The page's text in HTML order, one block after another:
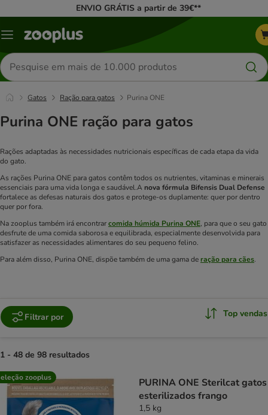
ENVIO GRÁTIS a partir de 39€**
Menu
Pesquisar
produtos
Gatos Ração para gatos Purina ONE
Purina ONE ração para gatos
Rações adaptadas às necessidades nutricionais específicas de cada etapa da vida
do gato.
As rações Purina ONE para gatos contêm todos os nutrientes, vitaminas e minerais
essenciais para uma vida longa e saudável.A nova fórmula Bifensis Dual Defense
fortalece as defesas naturais dos gatos e protege-os duplamente: quer por dentro
quer por fora.
Na zooplus também irá encontrarcomida húmida Purina ONE, para que o seu gato
desfrute de uma comida saborosa e equilibrada, especialmente desenvolvida para
satisfazer as necessidades alimentares do seu pequeno felino.
Para além disso, Purina ONE, dispõe também de uma gama deração para cães.
Filtrar por Top vendas
1 - 48 de 98 resultados
product items have been changed
zooplus
PURINA ONE Sterilcat gatos
esterilizados frango
1,5 kg